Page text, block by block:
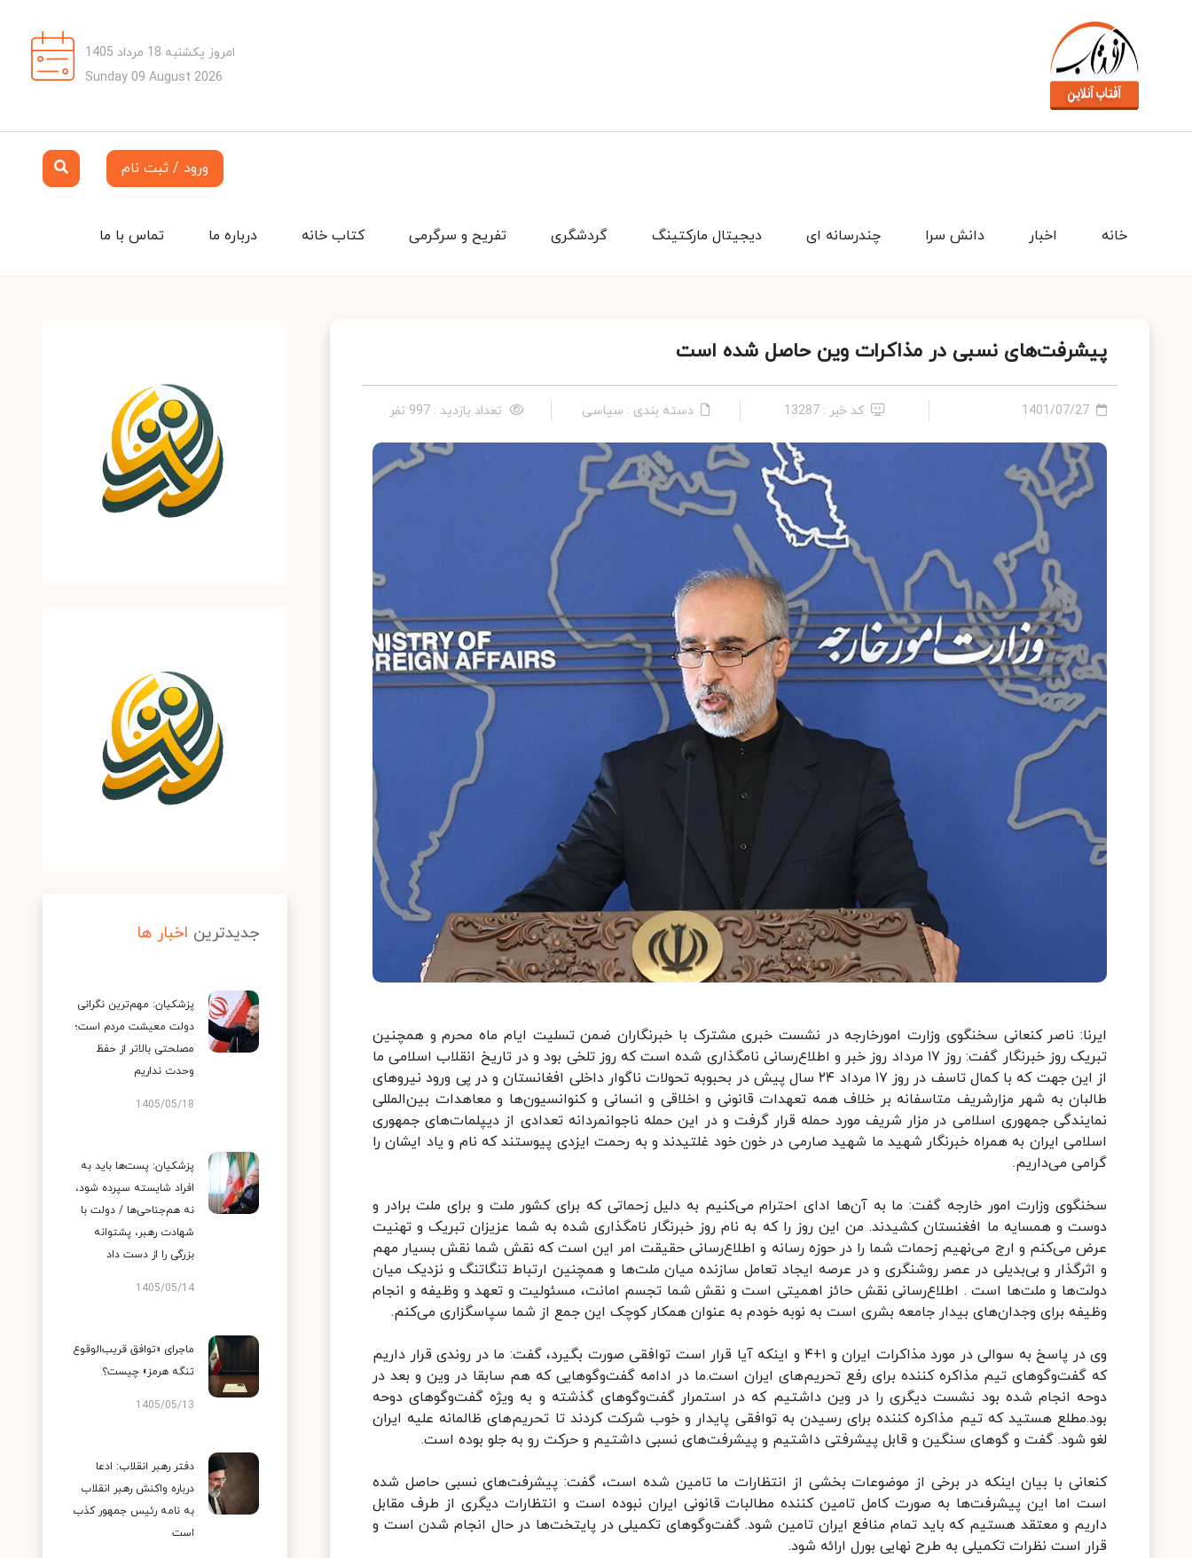
امروز یکشنبه 18 مرداد 1405
Sunday 09 August 2026
ورود / ثبت نام
تماس با ما درباره ما کتاب خانه تفریح و سرگرمی گردشگری دیجیتال مارکتینگ چندرسانه ای دانش سرا اخبار خانه
پیشرفت‌های نسبی در مذاکرات وین حاصل شده است
1401/07/27 کد خبر : 13287 دسته بندی : سیاسی تعداد بازدید : 997 نفر
ایرنا: ناصر کنعانی سخنگوی وزارت امورخارجه در نشست خبری مشترک با خبرنگاران ضمن تسلیت ایام ماه محرم و همچنین
تبریک روز خبرنگار گفت: روز ۱۷ مرداد روز خبر و اطلاع‌رسانی نامگذاری شده است که روز تلخی بود و در تاریخ انقلاب اسلامی ما
از این جهت که با کمال تاسف در روز ۱۷ مرداد ۲۴ سال پیش در بحبوبه تحولات ناگوار داخلی افغانستان و در پی ورود نیروهای
طالبان به شهر مزارشریف متاسفانه بر خلاف همه تعهدات قانونی و اخلاقی و انسانی و کنوانسیون‌ها و معاهدات بین‌المللی
نمایندگی جمهوری اسلامی در مزار شریف مورد حمله قرار گرفت و در این حمله ناجوانمردانه تعدادی از دیپلمات‌های جمهوری
اسلامی ایران به همراه خبرنگار شهید ما شهید صارمی در خون خود غلتیدند و به رحمت ایزدی پیوستند که نام و یاد ایشان را
گرامی می‌داریم.
سخنگوی وزارت امور خارجه گفت: ما به آن‌ها ادای احترام می‌کنیم به دلیل زحماتی که برای کشور ملت و برای ملت برادر و
دوست و همسایه ما افغنستان کشیدند. من این روز را که به نام روز خبرنگار نامگذاری شده به شما عزیزان تبریک و تهنیت
عرض می‌کنم و ارج می‌نهیم زحمات شما را در حوزه رسانه و اطلاع‌رسانی حقیقت امر این است که نقش شما نقش بسیار مهم
و اثرگذار و بی‌بدیلی در عصر روشنگری و در عرصه ایجاد تعامل سازنده میان ملت‌ها و همچنین ارتباط تنگاتنگ و نزدیک میان
دولت‌ها و ملت‌ها است . اطلاع‌رسانی نقش حائز اهمیتی است و نقش شما تجسم امانت، مسئولیت و تعهد و وظیفه و انجام
وظیفه برای وجدان‌های بیدار جامعه بشری است به نوبه خودم به عنوان همکار کوچک این جمع از شما سپاسگزاری می‌کنم.
وی در پاسخ به سوالی در مورد مذاکرات ایران و ۱+۴ و اینکه آیا قرار است توافقی صورت بگیرد، گفت: ما در روندی قرار داریم
که گفت‌وگوهای تیم مذاکره کننده برای رفع تحریم‌های ایران است.ما در ادامه گفت‌وگوهایی که هم سابقا در وین و بعد در
دوحه انجام شده بود نشست دیگری را در وین داشتیم که در استمرار گفت‌وگوهای گذشته و به ویژه گفت‌وگوهای دوحه
بود.مطلع هستید که تیم مذاکره کننده برای رسیدن به توافقی پایدار و خوب شرکت کردند تا تحریم‌های ظالمانه علیه ایران
لغو شود. گفت و گوهای سنگین و قابل پیشرفتی داشتیم و پیشرفت‌های نسبی داشتیم و حرکت رو به جلو بوده است.
کنعانی با بیان اینکه در برخی از موضوعات بخشی از انتظارات ما تامین شده است، گفت: پیشرفت‌های نسبی حاصل شده
است اما این پیشرفت‌ها به صورت کامل تامین کننده مطالبات قانونی ایران نبوده است و انتظارات دیگری از طرف مقابل
داریم و معتقد هستیم که باید تمام منافع ایران تامین شود. گفت‌وگوهای تکمیلی در پایتخت‌ها در حال انجام شدن است و
قرار است نظرات تکمیلی به طرح نهایی بورل ارائه شود.
جدیدترین اخبار ها
پزشکیان: مهم‌ترین نگرانی
دولت معیشت مردم است؛
مصلحتی بالاتر از حفظ
وحدت نداریم
1405/05/18
پزشکیان: پست‌ها باید به
افراد شایسته سپرده شود،
نه هم‌جناحی‌ها / دولت با
شهادت رهبر، پشتوانه
بزرگی را از دست داد
1405/05/14
ماجرای «توافق قریب‌الوقوع
تنگه هرمز» چیست؟
1405/05/13
دفتر رهبر انقلاب: ادعا
درباره واکنش رهبر انقلاب
به نامه رئیس جمهور کذب
است